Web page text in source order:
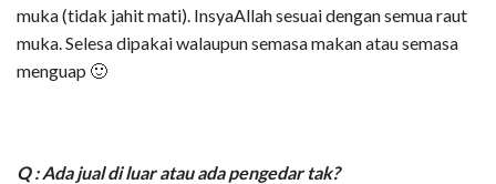
muka (tidak jahit mati). InsyaAllah sesuai dengan semua raut
muka. Selesa dipakai walaupun semasa makan atau semasa
menguap 🙂
Q :Ada jual di luar atau ada pengedar tak?